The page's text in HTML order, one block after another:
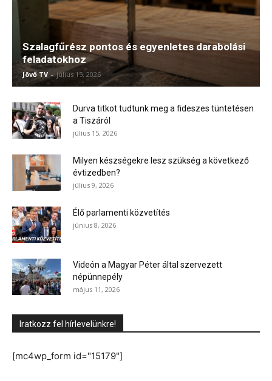
Szalagfűrész pontos és egyenletes darabolási
feladatokhoz
Jövő TV - július 15, 2026
Durva titkot tudtunk meg a fideszes tüntetésen
a Tiszáról
július 15, 2026
Milyen készségekre lesz szükség a következő
évtizedben?
július 9, 2026
Élő parlamenti közvetítés
június 8, 2026
Videón a Magyar Péter által szervezett
népünnepély
május 11, 2026
Iratkozz fel hírlevelünkre!
[mc4wp_form id="15179"]